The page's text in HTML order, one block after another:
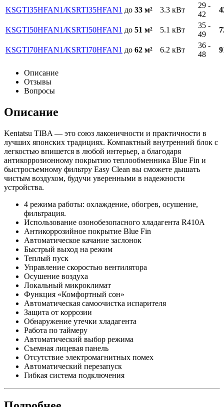
KSGTI35HFAN1/KSRTI35HFAN1 до 33 м² 3.3 кВт
29 -
42
KSGTI50HFAN1/KSRTI50HFAN1 до 51 м² 5.1 кВт
35 -
49
KSGTI70HFAN1/KSRTI70HFAN1 до 62 м² 6.2 кВт
36 -
48
Описание
Отзывы
Вопросы
Описание
Kentatsu TIBA — это союз лаконичности и практичности в
лучших японских традициях. Компактный внутренний блок с
легкостью впишется в любой интерьер, а благодаря
антикоррозионному покрытию теплообменника Blue Fin и
быстросъемному фильтру Easy Clean вы сможете дышать
чистым воздухом, будучи уверенными в надежности
устройства.
4 режима работы: охлаждение, обогрев, осушение,
фильтрация.
Использование озонобезопасного хладагента R410A
Антикоррозийное покрытие Blue Fin
Автоматическое качание заслонок
Быстрый выход на режим
Теплый пуск
Управление скоростью вентилятора
Осушение воздуха
Локальный микроклимат
Функция «Комфортный сон»
Автоматическая самоочистка испарителя
Защита от коррозии
Обнаружение утечки хладагента
Работа по таймеру
Автоматический выбор режима
Съемная лицевая панель
Отсутствие электромагнитных помех
Автоматический перезапуск
Гибкая система подключения